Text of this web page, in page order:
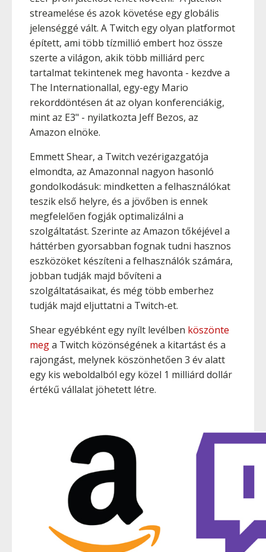
streamelése és azok követése egy globális
jelenséggé vált. A Twitch egy olyan platformot
épített, ami több tízmillió embert hoz össze
szerte a világon, akik több milliárd perc
tartalmat tekintenek meg havonta - kezdve a
The Internationallal, egy-egy Mario
rekorddöntésen át az olyan konferenciákig,
mint az E3" - nyilatkozta Jeff Bezos, az
Amazon elnöke.
Emmett Shear, a Twitch vezérigazgatója
elmondta, az Amazonnal nagyon hasonló
gondolkodásuk: mindketten a felhasználókat
teszik első helyre, és a jövőben is ennek
megfelelően fogják optimalizálni a
szolgáltatást. Szerinte az Amazon tőkéjével a
háttérben gyorsabban fognak tudni hasznos
eszközöket készíteni a felhasználók számára,
jobban tudják majd bővíteni a
szolgáltatásaikat, és még több emberhez
tudják majd eljuttatni a Twitch-et.
Shear egyébként egy nyílt levélben köszönte
mega Twitch közönségének a kitartást és a
rajongást, melynek köszönhetően 3 év alatt
egy kis weboldalból egy közel 1 milliárd dollár
értékű vállalat jöhetett létre.